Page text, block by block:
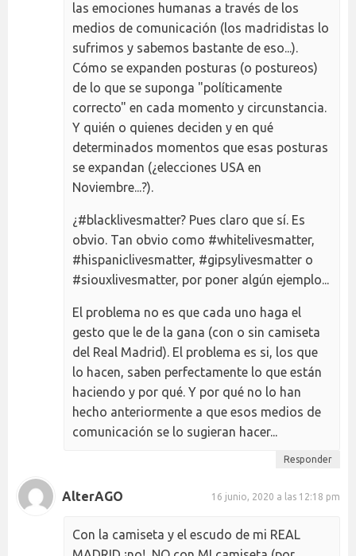
las emociones humanas a través de los
medios de comunicación (los madridistas lo
sufrimos y sabemos bastante de eso...).
Cómo se expanden posturas (o postureos)
de lo que se suponga "políticamente
correcto" en cada momento y circunstancia.
Y quién o quienes deciden y en qué
determinados momentos que esas posturas
se expandan (¿elecciones USA en
Noviembre...?).
¿#blacklivesmatter? Pues claro que sí. Es
obvio. Tan obvio como #whitelivesmatter,
#hispaniclivesmatter, #gipsylivesmatter o
#siouxlivesmatter, por poner algún ejemplo...
El problema no es que cada uno haga el
gesto que le de la gana (con o sin camiseta
del Real Madrid). El problema es si, los que
lo hacen, saben perfectamente lo que están
haciendo y por qué. Y por qué no lo han
hecho anteriormente a que esos medios de
comunicación se lo sugieran hacer...
Responder
AlterAGO 16 junio, 2020 a las 12:18 pm
Con la camiseta y el escudo de mi REAL